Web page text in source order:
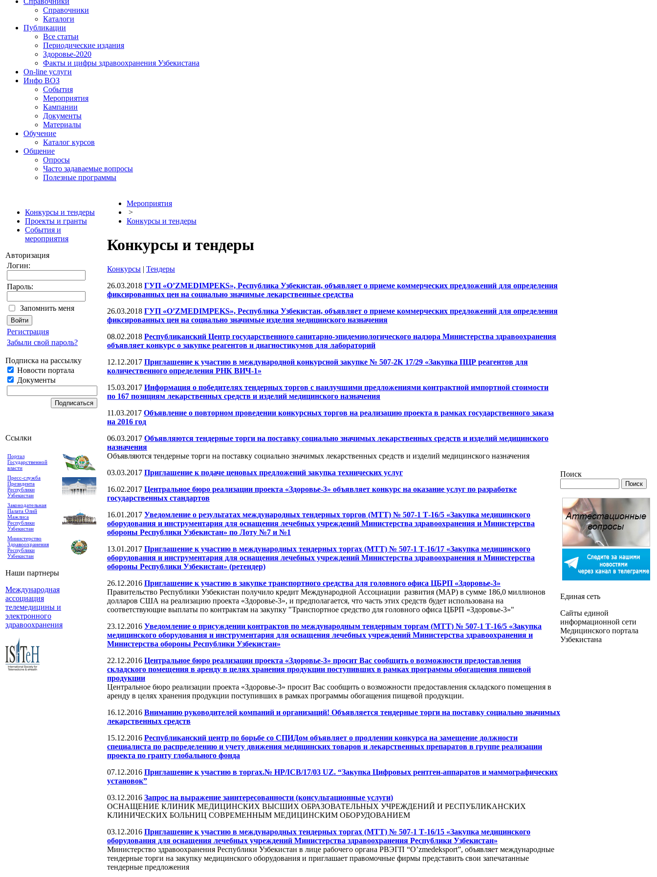
Справочники
Каталоги
Публикации
Все статьи
Периодические издания
Здоровье-2020
Факты и цифры здравоохранения Узбекистана
On-line услуги
Инфо ВОЗ
События
Мероприятия
Кампании
Документы
Материалы
Обучение
Каталог курсов
Общение
Опросы
Часто задаваемые вопросы
Полезные программы
Конкурсы и тендеры
Проекты и гранты
События и
мероприятия
Авторизация
Логин:
Пароль:
Запомнить меня
Регистрация
Забыли свой пароль?
Подписка на рассылку
Новости портала
Документы
Ссылки
Портал
Государственной
власти
Пресс-служба
Президента
Республики
Узбекистан
Законодательная
Палата Олий
Мажлиса
Республики
Узбекистан
Министерство
Здравоохранения
Республики
Узбекистан
Наши партнеры
Международная
ассоциация
телемедицины и
электронного
здравоохранения
Мероприятия
>
Конкурсы и тендеры
Конкурсы и тендеры
Конкурсы | Тендеры
26.03.2018 ГУП «O’ZMEDIMPEKS», Республика Узбекистан, объявляет о приеме коммерческих предложений для определения
фиксированных цен на социально значимые лекарственные средства
26.03.2018 ГУП «O’ZMEDIMPEKS», Республика Узбекистан, объявляет о приеме коммерческих предложений для определения
фиксированных цен на социально значимые изделия медицинского назначения
08.02.2018 Республиканский Центр государственного санитарно-эпидемиологического надзора Министерства здравоохранения
объявляет конкурс о закупке реагентов и диагностикумов для лабораторий
12.12.2017 Приглашение к участию в международной конкурсной закупке № 507-2К 17/29 «Закупка ПЦР реагентов для
количественного определения РНК ВИЧ-1»
15.03.2017 Информация о победителях тендерных торгов с наилучшими предложениями контрактной импортной стоимости
по 167 позициям лекарственных средств и изделий медицинского назначения
11.03.2017 Объявление о повторном проведении конкурсных торгов на реализацию проекта в рамках государственного заказа
на 2016 год
06.03.2017 Объявляются тендерные торги на поставку социально значимых лекарственных средств и изделий медицинского
назначения
Объявляются тендерные торги на поставку социально значимых лекарственных средств и изделий медицинского назначения
03.03.2017 Приглашение к подаче ценовых предложений закупка технических услуг
16.02.2017 Центральное бюро реализации проекта «Здоровье-3» объявляет конкурс на оказание услуг по разработке
государственных стандартов
16.01.2017 Уведомление о результатах международных тендерных торгов (МТТ) № 507-1 Т-16/5 «Закупка медицинского
оборудования и инструментария для оснащения лечебных учреждений Министерства здравоохранения и Министерства
обороны Республики Узбекистан» по Лоту №7 и №1
13.01.2017 Приглашение к участию в международных тендерных торгах (МТТ) № 507-1 Т-16/17 «Закупка медицинского
оборудования и инструментария для оснащения лечебных учреждений Министерства здравоохранения и Министерства
обороны Республики Узбекистан» (ретендер)
26.12.2016 Приглашение к участию в закупке транспортного средства для головного офиса ЦБРП «Здоровье-3»
Правительство Республики Узбекистан получило кредит Международной Ассоциации развития (МАР) в сумме 186,0 миллионов
долларов США на реализацию проекта «Здоровье-3», и предполагается, что часть этих средств будет использована на
соответствующие выплаты по контрактам на закупку "Транспортное средство для головного офиса ЦБРП «Здоровье-3»"
23.12.2016 Уведомление о присуждении контрактов по международным тендерным торгам (МТТ) № 507-1 Т-16/5 «Закупка
медицинского оборудования и инструментария для оснащения лечебных учреждений Министерства здравоохранения и
Министерства обороны Республики Узбекистан»
22.12.2016 Центральное бюро реализации проекта «Здоровье-3» просит Вас сообщить о возможности предоставления
складского помещения в аренду в целях хранения продукции поступивших в рамках программы обогащения пищевой
продукции
Центральное бюро реализации проекта «Здоровье-3» просит Вас сообщить о возможности предоставления складского помещения в
аренду в целях хранения продукции поступивших в рамках программы обогащения пищевой продукции.
16.12.2016 Вниманию руководителей компаний и организаций! Объявляется тендерные торги на поставку социально значимых
лекарственных средств
15.12.2016 Республиканский центр по борьбе со СПИДом объявляет о продлении конкурса на замещение должности
специалиста по распределению и учету движения медицинских товаров и лекарственных препаратов в группе реализации
проекта по гранту глобального фонда
07.12.2016 Приглашение к участию в торгах.№ HP/ICB/17/03 UZ. “Закупка Цифровых рентген-аппаратов и маммографических
установок”
03.12.2016 Запрос на выражение заинтересованности (консультационные услуги)
ОСНАЩЕНИЕ КЛИНИК МЕДИЦИНСКИХ ВЫСШИХ ОБРАЗОВАТЕЛЬНЫХ УЧРЕЖДЕНИЙ И РЕСПУБЛИКАНСКИХ
КЛИНИЧЕСКИХ БОЛЬНИЦ СОВРЕМЕННЫМ МЕДИЦИНСКИМ ОБОРУДОВАНИЕМ
03.12.2016 Приглашение к участию в международных тендерных торгах (МТТ) № 507-1 Т-16/15 «Закупка медицинского
оборудования для оснащения лечебных учреждений Министерства здравоохранения Республики Узбекистан»
Министерство здравоохранения Республики Узбекистан в лице рабочего органа РВЭГП “O’zmedeksport”, объявляет международные
тендерные торги на закупку медицинского оборудования и приглашает правомочные фирмы представить свои запечатанные
тендерные предложения
Поиск
Единая сеть
Сайты единой
информационной сети
Медицинского портала
Узбекистана